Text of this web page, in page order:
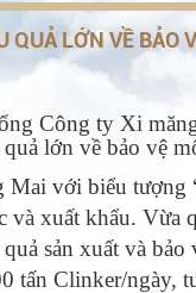
LỚN VỀ BẢO
Công ty Xi
lớn về bảo vệ
Mai với biểu tượng
xuất khẩu. Vừa
sản xuất và
tấn Clinker/ngày,